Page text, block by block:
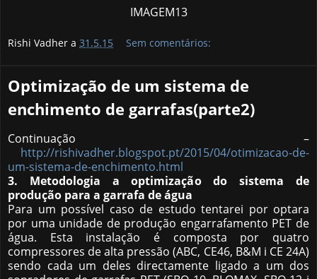
IMAGEM13
Rishi Vadher a 31.5.15 Sem comentários:
Optimização de um sistema de
enchimento de garrafas(parte2)
Continuação –
http://rishivadher.blogspot.pt/2015/04/otimizacao-de-
um-sistema-de-enchimento.html
3. Metodologia a optimização do sistema de
produção para a garrafa de água
Para um possível caso de estudo tentarei por optara
por uma unidade de produção engarrafamento PET de
água. Esta instalação é composta por quatro
compressores de alta pressão (ABC, CE46, B&M i CE 24A)
sendo cada um deles directamente ligado a um dos